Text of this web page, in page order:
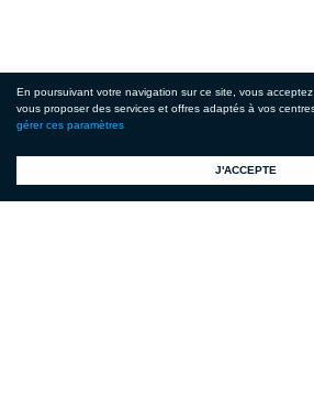
J'ACCEPTE
En poursuivant votre navigation sur ce site, vous
vous proposer des services et offres adaptés à vos
gérer ces paramètres